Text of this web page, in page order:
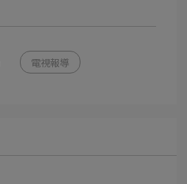
電視報導